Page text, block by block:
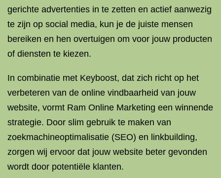
gerichte advertenties in te zetten en actief aanwezig
te zijn op social media, kun je de juiste mensen
bereiken en hen overtuigen om voor jouw producten
of diensten te kiezen.
In combinatie met Keyboost, dat zich richt op het
verbeteren van de online vindbaarheid van jouw
website, vormt Ram Online Marketing een winnende
strategie. Door slim gebruik te maken van
zoekmachineoptimalisatie (SEO) en linkbuilding,
zorgen wij ervoor dat jouw website beter gevonden
wordt door potentiële klanten.